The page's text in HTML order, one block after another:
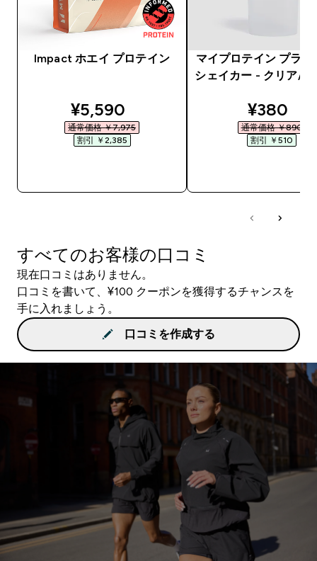
Impact ホエイ プロテイン
discounted price
¥5,590‎
通常価格 ￥7,975‎
割引 ￥2,385‎
マイプロテイン プラス
シェイカー - クリア/ブ
¥380‎
通常価格 ￥890‎
割引 ￥510‎
すべてのお客様の口コミ
現在口コミはありません。
口コミを書いて、¥100 クーポンを獲得するチャンスを
手に入れましょう。
口コミを作成する